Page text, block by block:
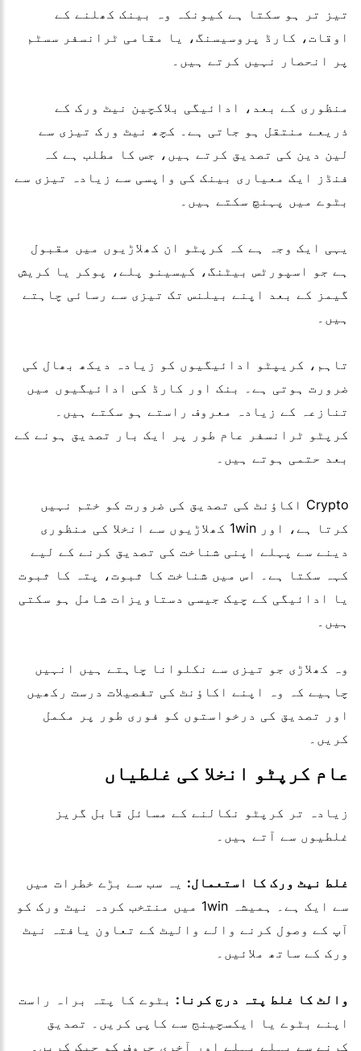
تیز تر ہو سکتا ہے کیونکہ وہ بینک کھلنے کے
اوقات، کارڈ پروسیسنگ، یا مقامی ٹرانسفر سسٹم
پر انحصار نہیں کرتے ہیں۔
منظوری کے بعد، ادائیگی بلاکچین نیٹ ورک کے
ذریعے منتقل ہو جاتی ہے۔ کچھ نیٹ ورک تیزی سے
لین دین کی تصدیق کرتے ہیں، جس کا مطلب ہے کہ
فنڈز ایک معیاری بینک کی واپسی سے زیادہ تیزی سے
بٹوے میں پہنچ سکتے ہیں۔
یہی ایک وجہ ہے کہ کرپٹو ان کھلاڑیوں میں مقبول
ہے جو اسپورٹس بیٹنگ، کیسینو پلے، پوکر یا کریش
گیمز کے بعد اپنے بیلنس تک تیزی سے رسائی چاہتے
ہیں۔
تاہم، کریپٹو ادائیگیوں کو زیادہ دیکھ بھال کی
ضرورت ہوتی ہے۔ بنک اور کارڈ کی ادائیگیوں میں
تنازعہ کے زیادہ معروف راستے ہو سکتے ہیں۔
کرپٹو ٹرانسفر عام طور پر ایک بار تصدیق ہونے کے
بعد حتمی ہوتے ہیں۔
Crypto اکاؤنٹ کی تصدیق کی ضرورت کو ختم نہیں
کرتا ہے، اور 1win کھلاڑیوں سے انخلا کی منظوری
دینے سے پہلے اپنی شناخت کی تصدیق کرنے کے لیے
کہہ سکتا ہے۔ اس میں شناخت کا ثبوت، پتہ کا ثبوت
یا ادائیگی کے چیک جیسی دستاویزات شامل ہو سکتی
ہیں۔
وہ کھلاڑی جو تیزی سے نکلوانا چاہتے ہیں انہیں
چاہیے کہ وہ اپنے اکاؤنٹ کی تفصیلات درست رکھیں
اور تصدیق کی درخواستوں کو فوری طور پر مکمل
کریں۔
عام کرپٹو انخلا کی غلطیاں
زیادہ تر کرپٹو نکالنے کے مسائل قابل گریز
غلطیوں سے آتے ہیں۔
غلط نیٹ ورک کا استعمال: یہ سب سے بڑے خطرات میں
سے ایک ہے۔ ہمیشہ 1win میں منتخب کردہ نیٹ ورک کو
آپ کے وصول کرنے والے والیٹ کے تعاون یافتہ نیٹ
ورک کے ساتھ ملائیں۔
والٹ کا غلط پتہ درج کرنا: بٹوے کا پتہ براہ راست
اپنے بٹوے یا ایکسچینج سے کاپی کریں۔ تصدیق
کرنے سے پہلے پہلے اور آخری حروف کو چیک کریں۔